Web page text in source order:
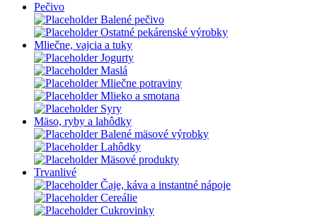
Pečivo
Balené pečivo
Ostatné pekárenské výrobky
Mliečne, vajcia a tuky
Jogurty
Maslá
Mliečne potraviny
Mlieko a smotana
Syry
Mäso, ryby a lahôdky
Balené mäsové výrobky
Lahôdky
Mäsové produkty
Trvanlivé
Čaje, káva a instantné nápoje
Cereálie
Cukrovinky